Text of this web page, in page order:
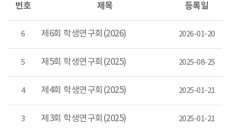
번호 제목 등록일
6 제6회 학생연구회(2026) 2026-01-20
5 제5회 학생연구회(2025) 2025-08-25
4 제4회 학생연구회(2025) 2025-01-21
3 제3회 학생연구회(2025) 2025-01-21